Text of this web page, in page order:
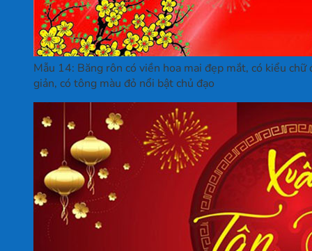
Mẫu 14: Băng rôn có viền hoa mai đẹp mắt, có kiểu
giản, có tông màu đỏ nổi bật chủ đạo